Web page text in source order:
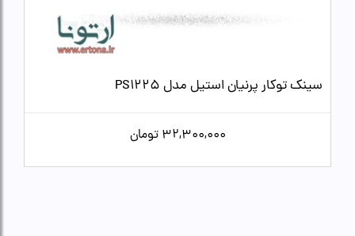
سینک توکار پرنیان استیل مدل PS1225
32,300,000 تومان